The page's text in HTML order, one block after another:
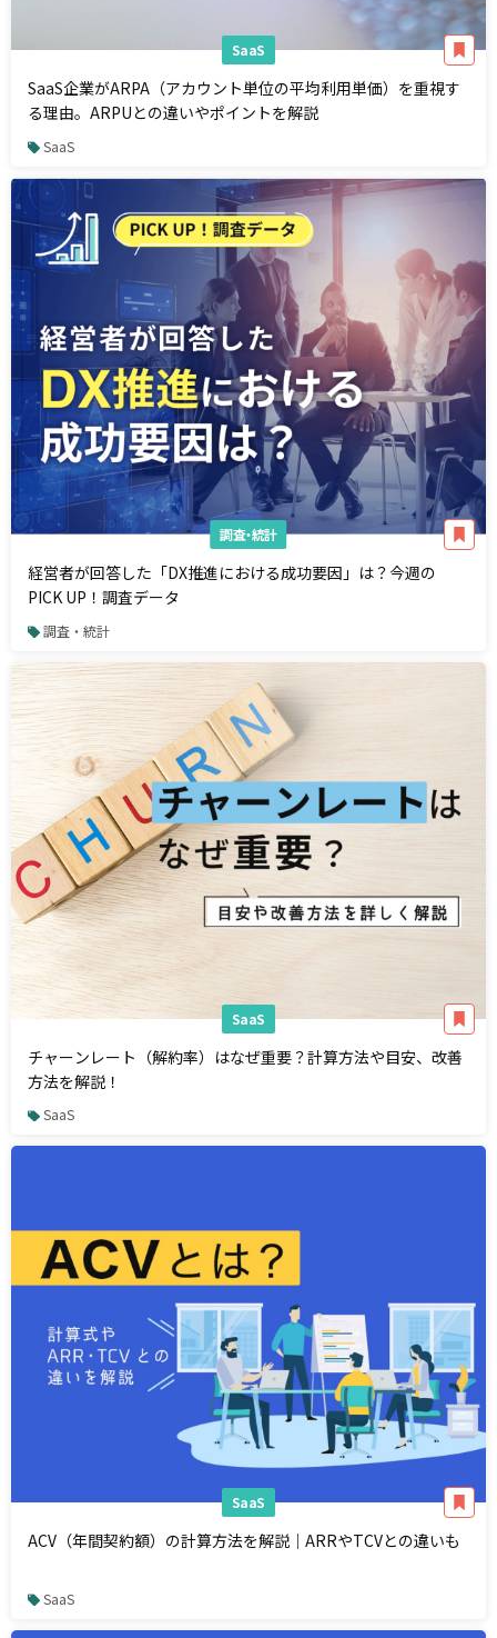
SaaS
SaaS企業がARPA（アカウント単位の平均利用単価）を重視す
る理由。ARPUとの違いやポイントを解説
SaaS
調査・統計
経営者が回答した「DX推進における成功要因」は？今週の
PICK UP！調査データ
調査・統計
SaaS
チャーンレート（解約率）はなぜ重要？計算方法や目安、改善
方法を解説！
SaaS
SaaS
ACV（年間契約額）の計算方法を解説｜ARRやTCVとの違いも
SaaS